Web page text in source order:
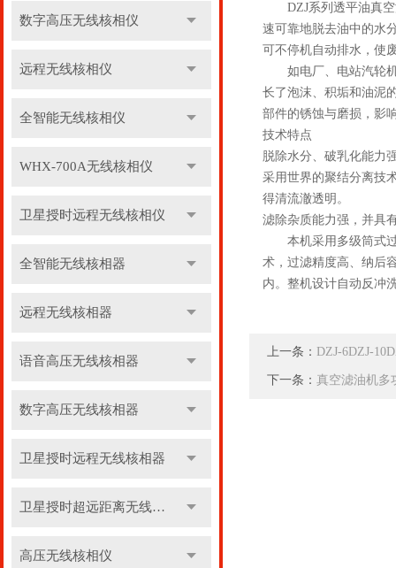
数字高压无线核相仪
远程无线核相仪
全智能无线核相仪
WHX-700A无线核相仪
卫星授时远程无线核相仪
全智能无线核相器
远程无线核相器
语音高压无线核相器
数字高压无线核相器
卫星授时远程无线核相器
卫星授时超远距离无线核相器
高压无线核相仪
DZJ系列透平油真空
速可靠地脱去油中的水
可不停机自动排水，使
如电厂、电站汽轮机
长了泡沫、积垢和油泥
部件的锈蚀与磨损，影
技术特点
脱除水分、破乳化能力
采用世界的聚结分离技
得清流澈透明。
滤除杂质能力强，并具
本机采用多级筒式过
术，过滤精度高、纳后
内。整机设计自动反冲
上一条： DZJ-6DZJ-
下一条： 真空滤油机多